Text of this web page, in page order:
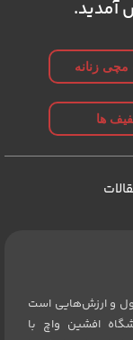
زنانه
ها
و ارزش‌هایی است
افشین واچ با